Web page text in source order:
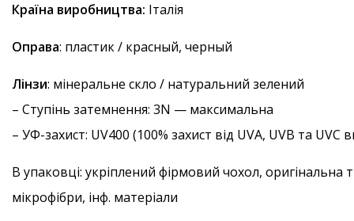
Країна виробництва: Італія
Оправа: пластик / красный, черный
Лінзи: мінеральне скло / натуральний зелений
– Ступінь затемнення: 3N — максимальна
– УФ-захист: UV400 (100% захист від UVA, UVB та
В упаковці: укріплений фірмовий чохол, оригінальна
мікрофібри, інф. матеріали